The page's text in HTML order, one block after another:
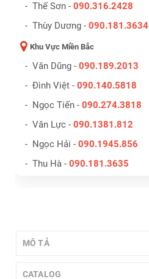
- Thế Sơn - 090.316.2428
- Thùy Dương - 090.181.3634
Khu Vực Miền Bắc
- Văn Dũng - 090.189.2013
- Đình Việt - 090.140.5818
- Ngọc Tiến - 090.274.3818
- Văn Lực - 090.1381.812
- Ngọc Hải - 090.1945.856
- Thu Hà - 090.181.3635
MÔ TẢ
CATALOG